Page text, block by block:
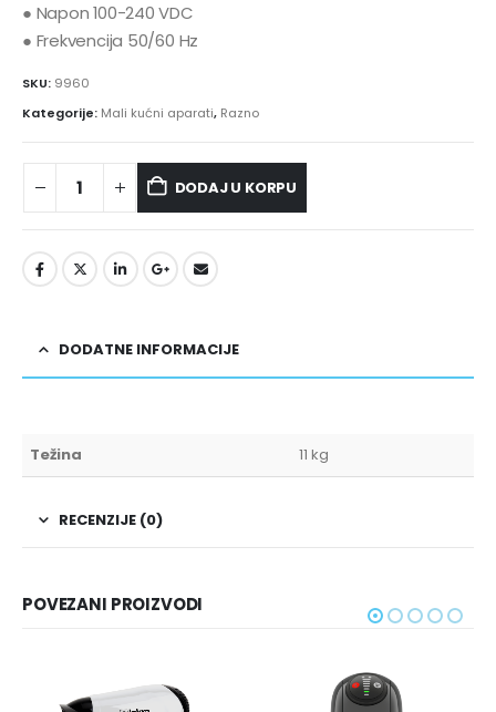
● Napon 100-240 VDC
● Frekvencija 50/60 Hz
SKU: 9960
Kategorije: Mali kućni aparati, Razno
DODAJ U KORPU
DODATNE INFORMACIJE
Težina 11 kg
RECENZIJE (0)
POVEZANI PROIZVODI